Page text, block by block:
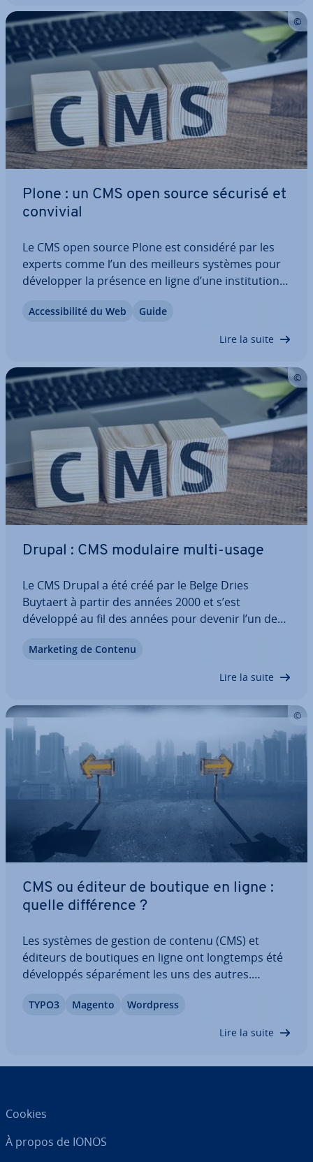
Plone : un CMS open source sécurisé et
convivial
Le CMS open source Plone est considéré par les
experts comme l’un des meilleurs systèmes pour
dé­ve­lop­per la présence en ligne d’une ins­ti­tu­tion
sécurité de ce CMS de gestion de contenu et par
Ac­ces­si­bi­lité du Web Guide
Lire la suite
Drupal : CMS modulaire multi-usage
Le CMS Drupal a été créé par le Belge Dries
Buytaert à partir des années 2000 et s’est
développé au fil des années pour devenir l’un des
au monde. Le CMS est connu pour sa grande com­
Marketing de Contenu
Lire la suite
CMS ou éditeur de boutique en ligne :
quelle dif­fé­rence ?
Les systèmes de gestion de contenu (CMS) et
éditeurs de boutiques en ligne ont longtemps été
dé­ve­lop­pés sé­pa­ré­ment les uns des autres.
avantages. Les deux systèmes tendent à se rap­
TYPO3 Magento Wordpress
Lire la suite
Cookies
À propos de IONOS